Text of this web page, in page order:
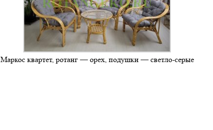
Маркос квартет, ротанг — орех, подушки — светло-серые